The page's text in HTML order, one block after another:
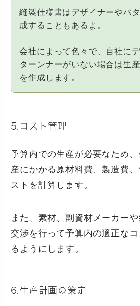
縫製仕様書はデザイナーやパ
成することもあるよ。
会社によって色々で、自社に
ターンナーがいない場合は生
を作成します。
5.コスト管理
予算内での生産が必要なため
産にかかる原材料費、製造費
ストを計算します。
また、素材、副資材メーカー
交渉を行って予算内の適正な
るようにします。
6.生産計画の策定